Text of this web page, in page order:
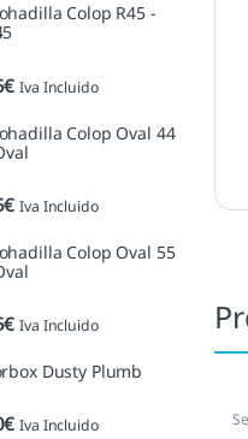
Colop R45 -
€ Iva Incluido
Colop Oval 44
€ Iva Incluido
Colop Oval 55
€ Iva Incluido
Dusty Plumb
€ Iva Incluido